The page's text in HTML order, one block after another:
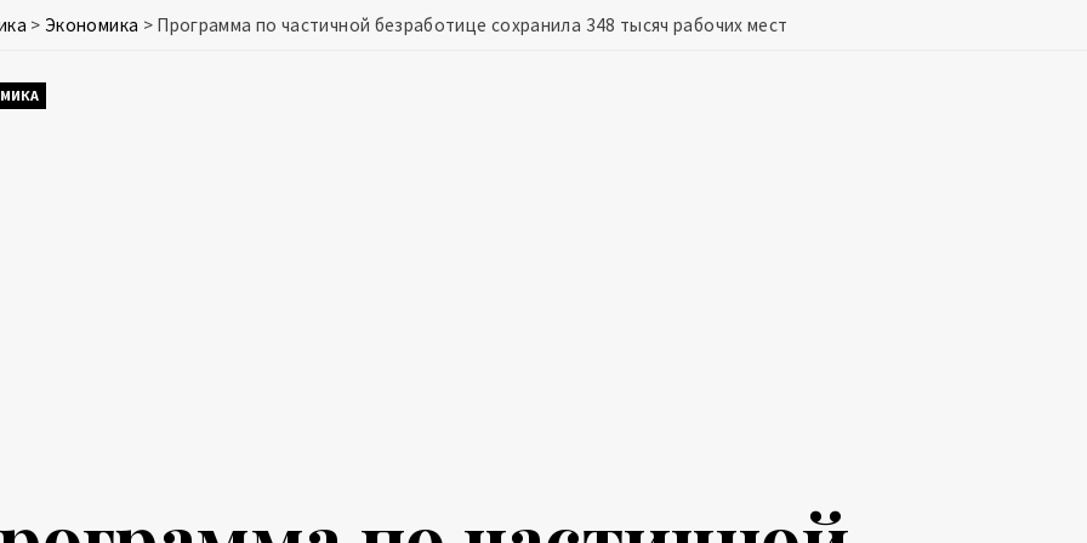
> Экономика > Программа по частичной безработице сохранила 348 тысяч рабочих мест